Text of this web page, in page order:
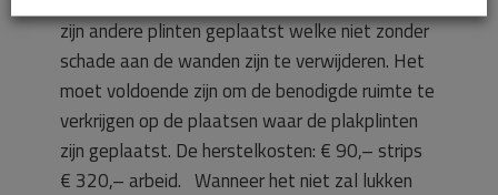
zijn andere plinten geplaatst welke niet zonder
schade aan de wanden zijn te verwijderen. Het
moet voldoende zijn om de benodigde ruimte te
verkrijgen op de plaatsen waar de plakplinten
zijn geplaatst. De herstelkosten: € 90,– strips
€ 320,– arbeid. Wanneer het niet zal lukken